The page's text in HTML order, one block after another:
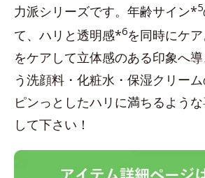
力派シリーズです。年齢サイン*5
て、ハリと透明感*6を同時にケ
をケアして立体感のある印象へ
う洗顔料・化粧水・保湿クリー
ピンっとしたハリに満ちるよう
して下さい！